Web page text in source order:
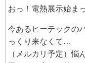
おっ！電熱展示始ま
今あるヒーテックの
っくり来なくて…
（メルカリ予定）悩